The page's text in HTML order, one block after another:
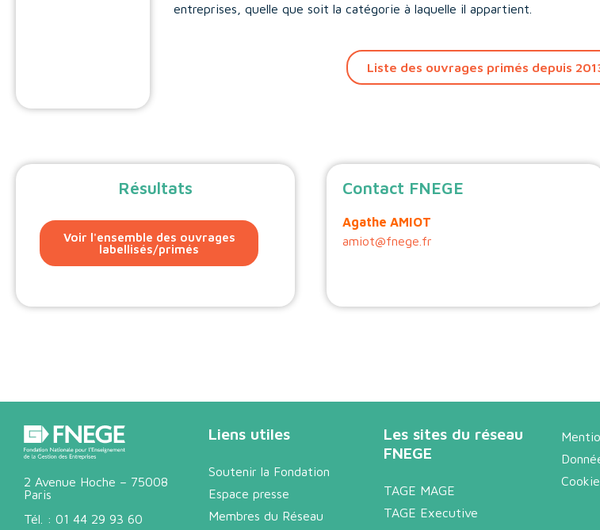
entreprises, quelle que soit la catégorie à laquelle il appartient.
Liste des ouvrages primés depuis
Résultats
Voir l'ensemble des ouvrages
labellisés/primés
Contact FNEGE
Agathe AMIOT
amiot@fnege.fr
2 Avenue Hoche – 75008
Paris
Tél. : 01 44 29 93 60
Liens utiles
Soutenir la Fondation
Espace presse
Membres du Réseau
Les sites du réseau
FNEGE
TAGE MAGE
TAGE Executive